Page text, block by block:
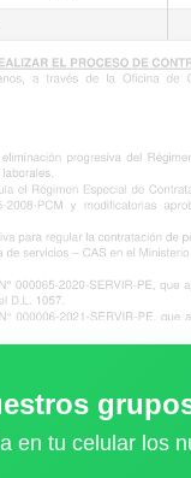
en tu celular los